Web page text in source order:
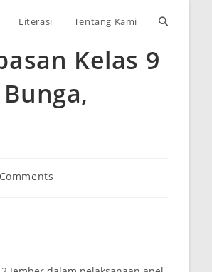
Literasi Tentang Kami Toggle
Kelas 9